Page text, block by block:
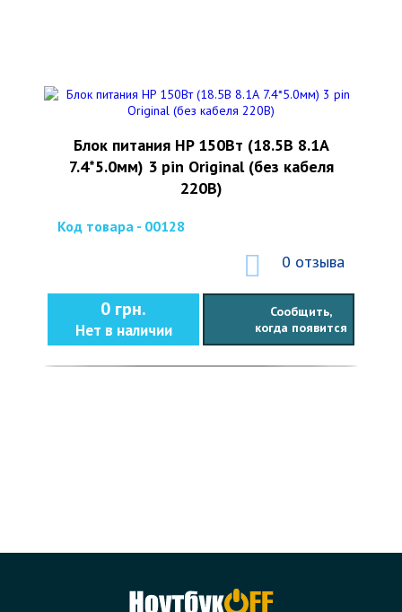
Блок питания HP 150Вт (18.5В 8.1А
7.4*5.0мм) 3 pin Original (без кабеля
220В)
Код товара - 00128
0 отзыва
0 грн.
Нет в наличии
Сообщить,
когда появится